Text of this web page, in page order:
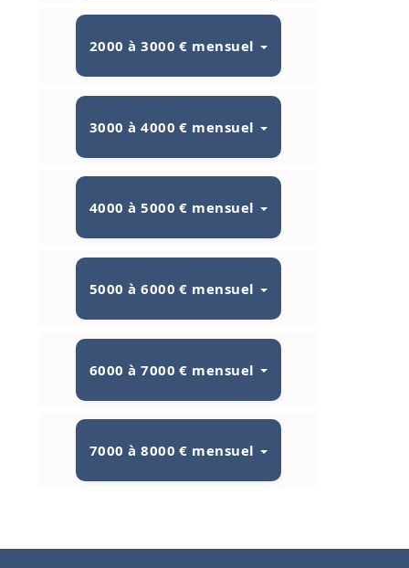
2000 à 3000 € mensuel
3000 à 4000 € mensuel
4000 à 5000 € mensuel
5000 à 6000 € mensuel
6000 à 7000 € mensuel
7000 à 8000 € mensuel